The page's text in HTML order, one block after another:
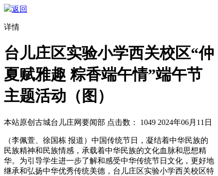
返回
详情
台儿庄区实验小学西关校区“仲
夏赋雅趣 粽香端午情”端午节
主题活动（图）
本站原创 古城台儿庄网要闻部 点击数： 1049 2024年06月11日
（李佩萱、徐国栋 报道）中国传统节日，凝结着中华民族的
民族精神和民族情感，承载着中华民族的文化血脉和思想精
华。为引导学生进一步了解和感受中华传统节日文化，更好地
继承和弘扬中华优秀传统美德，台儿庄区实验小学西关校区特